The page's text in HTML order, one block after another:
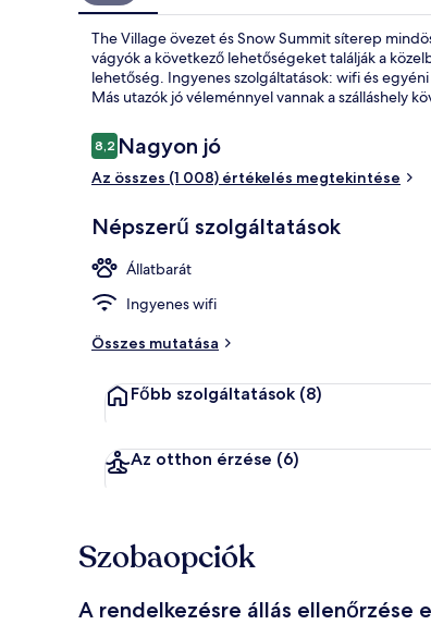
The Village övezet és Snow Summit síterep
vágyók a következő lehetőségeket találják a
lehetőség. Ingyenes szolgáltatások: wifi és
Más utazók jó véleménnyel vannak a szálláshely
Értékelések
8,28,2 ennyiből: 10
Nagyon jó
Az összes (1 008) értékelés megtekintése
Népszerű szolgáltatások
Állatbarát
Ingyenes wifi
Összes mutatása
Főbb szolgáltatások (8)
Az otthon érzése (6)
Szobaopciók
A rendelkezésre állás ellenőrzése